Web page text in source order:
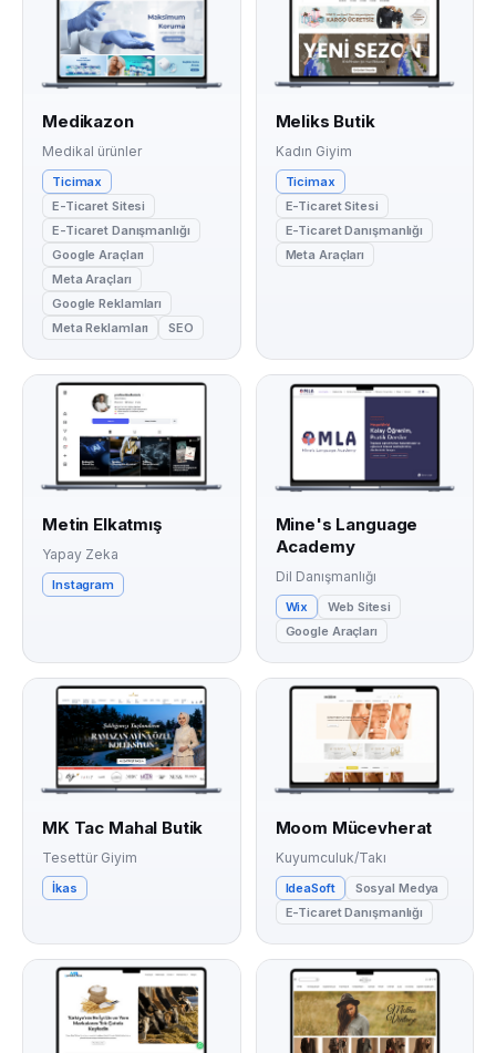
Medikazon
Medikal ürünler
Ticimax
E-Ticaret Sitesi
E-Ticaret Danışmanlığı
Google Araçları
Meta Araçları
Google Reklamları
Meta Reklamları
SEO
Meliks Butik
Kadın Giyim
Ticimax
E-Ticaret Sitesi
E-Ticaret Danışmanlığı
Meta Araçları
Metin Elkatmış
Yapay Zeka
Instagram
Mine's Language
Academy
Dil Danışmanlığı
Wix
Web Sitesi
Google Araçları
MK Tac Mahal Butik
Tesettür Giyim
İkas
Moom Mücevherat
Kuyumculuk/Takı
IdeaSoft
Sosyal Medya
E-Ticaret Danışmanlığı